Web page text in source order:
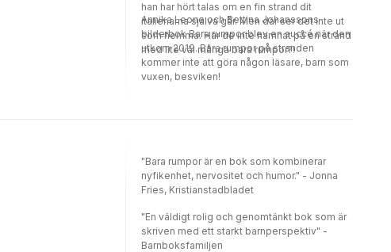
han har hört talas om en fin strand dit
italienarna själva går. Men där ser det inte ut
som hemma. Har de inte hamnat på en strand
med lite väl många bara rumpor?!
Annika Leone och Bettina Johanssons
bilderbok Bara rumpor blev en succé när den
utkom 2019. Bara rumpor på stranden
kommer inte att göra någon läsare, barn som
vuxen, besviken!
"Bara rumpor är en bok som kombinerar
nyfikenhet, nervositet och humor." - Jonna
Fries, Kristianstadbladet
"En väldigt rolig och genomtänkt bok som är
skriven med ett starkt barnperspektiv" -
Barnboksfamiljen